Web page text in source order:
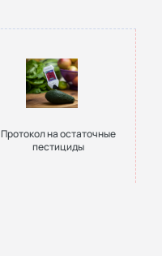
Протокол на остаточные
пестициды